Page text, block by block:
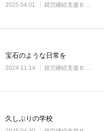
2025.04.01 就労継続支援Ｂ型・ニコプレイス
宝石のような日常を
2024.11.14 就労継続支援Ｂ型・ニコプレイス
久しぶりの学校